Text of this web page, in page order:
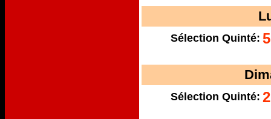
Sélection Quinté:
Sélection Quinté: